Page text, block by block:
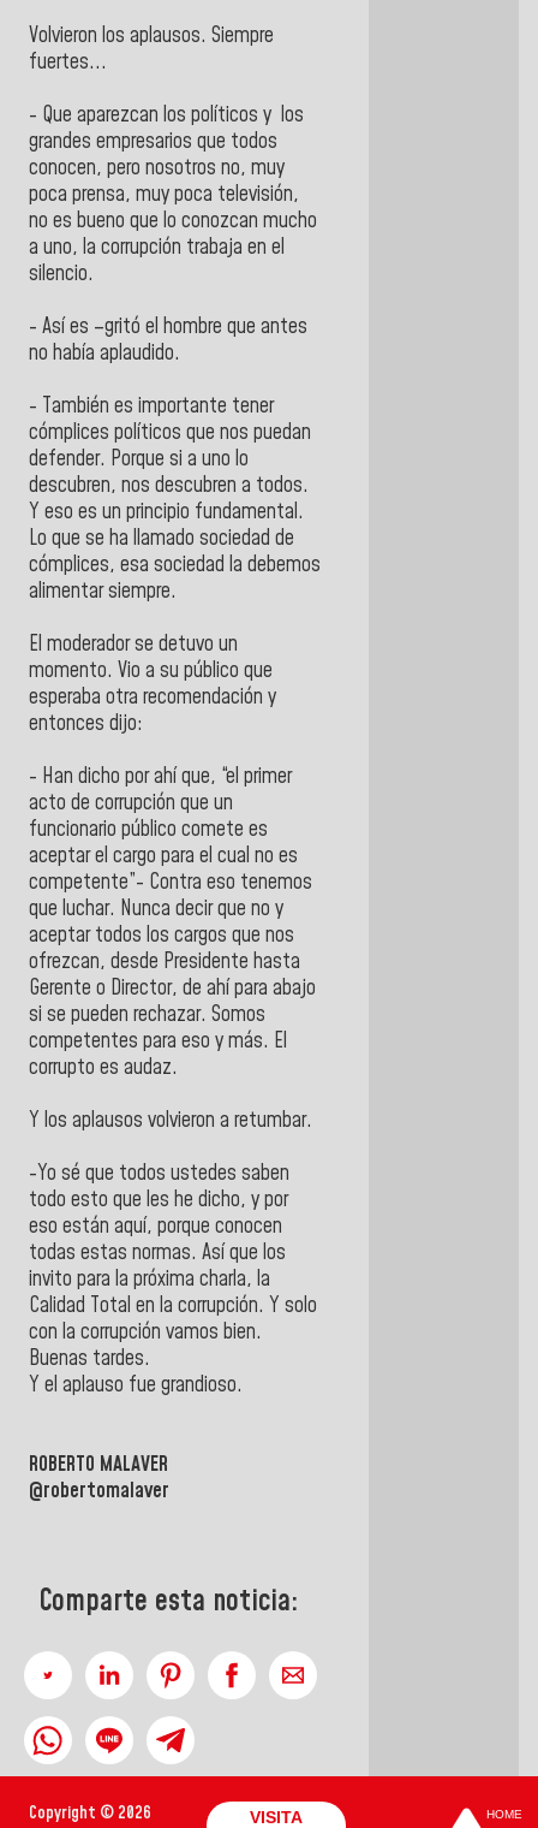
Volvieron los aplausos. Siempre
fuertes...
- Que aparezcan los políticos y los
grandes empresarios que todos
conocen, pero nosotros no, muy
poca prensa, muy poca televisión,
no es bueno que lo conozcan mucho
a uno, la corrupción trabaja en el
silencio.
- Así es –gritó el hombre que antes
no había aplaudido.
- También es importante tener
cómplices políticos que nos puedan
defender. Porque si a uno lo
descubren, nos descubren a todos.
Y eso es un principio fundamental.
Lo que se ha llamado sociedad de
cómplices, esa sociedad la debemos
alimentar siempre.
El moderador se detuvo un
momento. Vio a su público que
esperaba otra recomendación y
entonces dijo:
- Han dicho por ahí que, “el primer
acto de corrupción que un
funcionario público comete es
aceptar el cargo para el cual no es
competente”- Contra eso tenemos
que luchar. Nunca decir que no y
aceptar todos los cargos que nos
ofrezcan, desde Presidente hasta
Gerente o Director, de ahí para abajo
si se pueden rechazar. Somos
competentes para eso y más. El
corrupto es audaz.
Y los aplausos volvieron a retumbar.
-Yo sé que todos ustedes saben
todo esto que les he dicho, y por
eso están aquí, porque conocen
todas estas normas. Así que los
invito para la próxima charla, la
Calidad Total en la corrupción. Y solo
con la corrupción vamos bien.
Buenas tardes.
Y el aplauso fue grandioso.
ROBERTO MALAVER
@robertomalaver
Comparte esta noticia:
Copyright © 2026
VISITA
HOME